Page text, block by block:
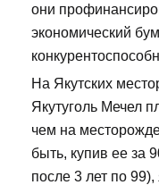
они
экономический
На Якутских
Якутуголь Мечел
чем на
быть, купив ее за
после 3 лет по 99),